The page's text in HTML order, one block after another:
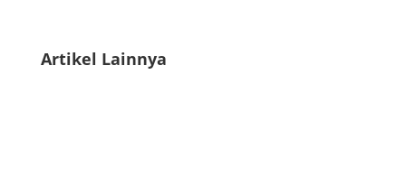
Artikel Lainnya